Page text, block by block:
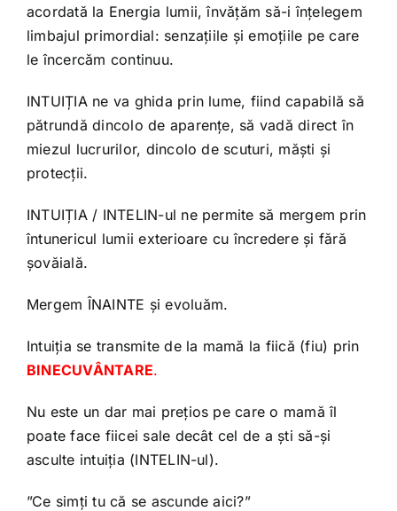
acordată la Energia lumii, învățăm să-i înțelegem
limbajul primordial: senzațiile și emoțiile pe care
le încercăm continuu.
INTUIȚIA ne va ghida prin lume, fiind capabilă să
pătrundă dincolo de aparențe, să vadă direct în
miezul lucrurilor, dincolo de scuturi, măști și
protecții.
INTUIȚIA / INTELIN-ul ne permite să mergem prin
întunericul lumii exterioare cu încredere și fără
șovăială.
Mergem ÎNAINTE și evoluăm.
Intuiția se transmite de la mamă la fiică (fiu) prin
BINECUVÂNTARE.
Nu este un dar mai prețios pe care o mamă îl
poate face fiicei sale decât cel de a ști să-și
asculte intuiția (INTELIN-ul).
”Ce simți tu că se ascunde aici?”